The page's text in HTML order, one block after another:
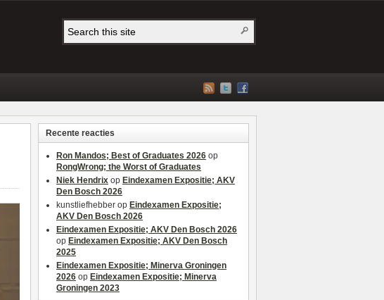
Recente reacties
Ron Mandos; Best of Graduates 2026 op
RongWrong; the Worst of Graduates
Niek Hendrix op Eindexamen Expositie; AKV
Den Bosch 2026
kunstliefhebber op Eindexamen Expositie;
AKV Den Bosch 2026
Eindexamen Expositie; AKV Den Bosch 2026
op Eindexamen Expositie; AKV Den Bosch
2025
Eindexamen Expositie; Minerva Groningen
2026 op Eindexamen Expositie; Minerva
Groningen 2023